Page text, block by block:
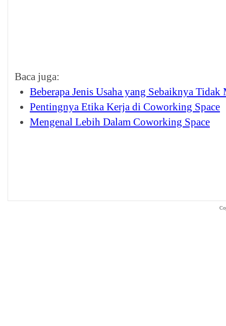
Baca juga:
Beberapa Jenis Usaha yang Sebaiknya
Pentingnya Etika Kerja di Coworking Space
Mengenal Lebih Dalam Coworking Space